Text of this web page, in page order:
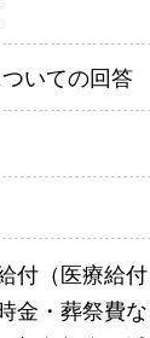
いての回答
付（医療給
金・葬祭費